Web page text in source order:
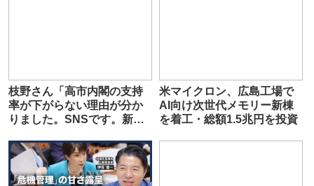
枝野さん「高市内閣の支持
率が下がらない理由が分か
りました。SNSです。新聞
米マイクロン、広島工場で
AI向け次世代メモリー新棟
を着工・総額1.5兆円を投資